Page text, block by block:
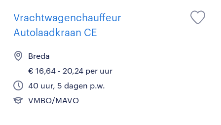
Vrachtwagenchauffeur
Autolaadkraan CE
Breda
€ 16,64 - 20,24 per uur
40 uur, 5 dagen p.w.
VMBO/MAVO